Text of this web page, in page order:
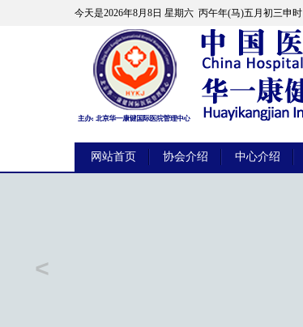
今天是2026年8月8日 星期六 丙午年(马)五月初三申时
网站首页 协会介绍 中心介绍